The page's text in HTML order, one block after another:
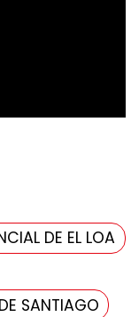
DE EL LOA
SANTIAGO